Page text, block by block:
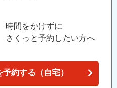
時間をかけずに
さくっと予約したい方へ
約する（自宅）